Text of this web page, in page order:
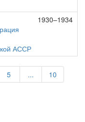
АССР
1930–1934
5 ... 10